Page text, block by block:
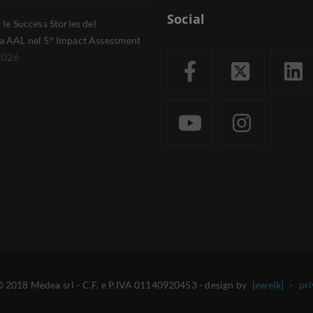
Success Stories del
AAL nel 5° Impact Assessment
Social
Medea srl - C.F. e P.IVA 01140920453 - design by [eweik] -